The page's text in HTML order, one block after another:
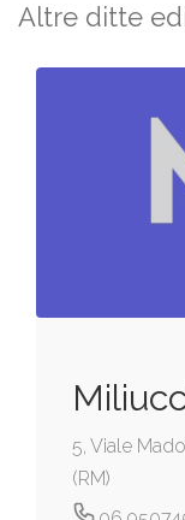
Altre ditte
5, Viale
(RM)